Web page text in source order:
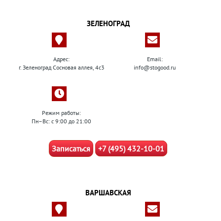
ЗЕЛЕНОГРАД
Адрес:
г. Зеленоград Сосновая аллея, 4с3
Email:
info@stogood.ru
Режим работы:
Пн–Вс: с 9:00 до 21:00
Записаться +7 (495) 432-10-01
ВАРШАВСКАЯ